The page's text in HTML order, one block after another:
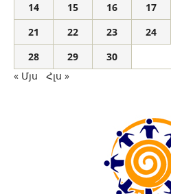
14
15 16 17
21
22 23 24
28
29
30
« Մյս
Հլս »